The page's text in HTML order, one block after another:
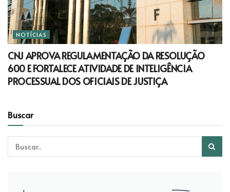
NOTÍCIAS
CNJ APROVA REGULAMENTAÇÃO DA RESOLUÇÃO
600 E FORTALECE ATIVIDADE DE INTELIGÊNCIA
PROCESSUAL DOS OFICIAIS DE JUSTIÇA
Buscar